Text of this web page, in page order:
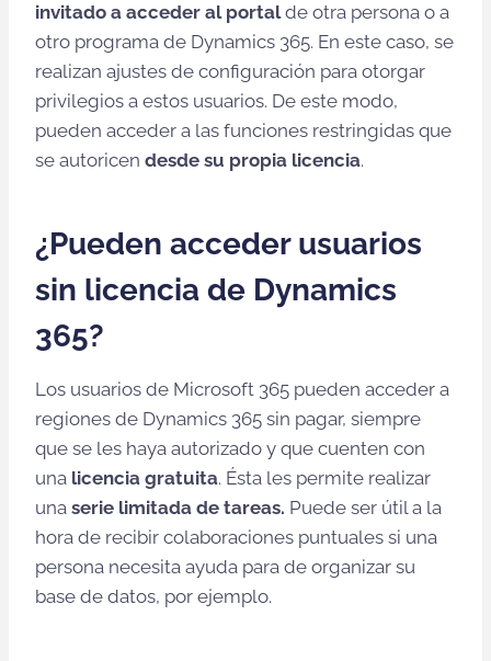
invitado a acceder al portalde otra persona o a
otro programa de Dynamics 365. En este caso, se
realizan ajustes de configuración para otorgar
privilegios a estos usuarios. De este modo,
pueden acceder a las funciones restringidas que
se autoricen desde su propia licencia.
¿Pueden acceder usuarios
sin licencia de Dynamics
365?
Los usuarios de Microsoft 365 pueden acceder a
regiones de Dynamics 365 sin pagar, siempre
que se les haya autorizado y que cuenten con
una licencia gratuita. Ésta les permite realizar
una serie limitada de tareas. Puede ser útil a la
hora de recibir colaboraciones puntuales si una
persona necesita ayuda para de organizar su
base de datos, por ejemplo.